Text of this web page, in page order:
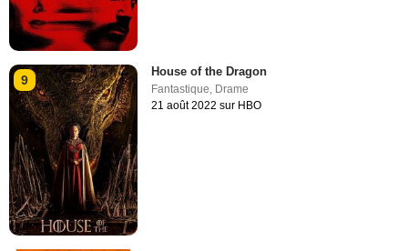
9
House of the Dragon
Fantastique Drame
21 août 2022 sur HBO